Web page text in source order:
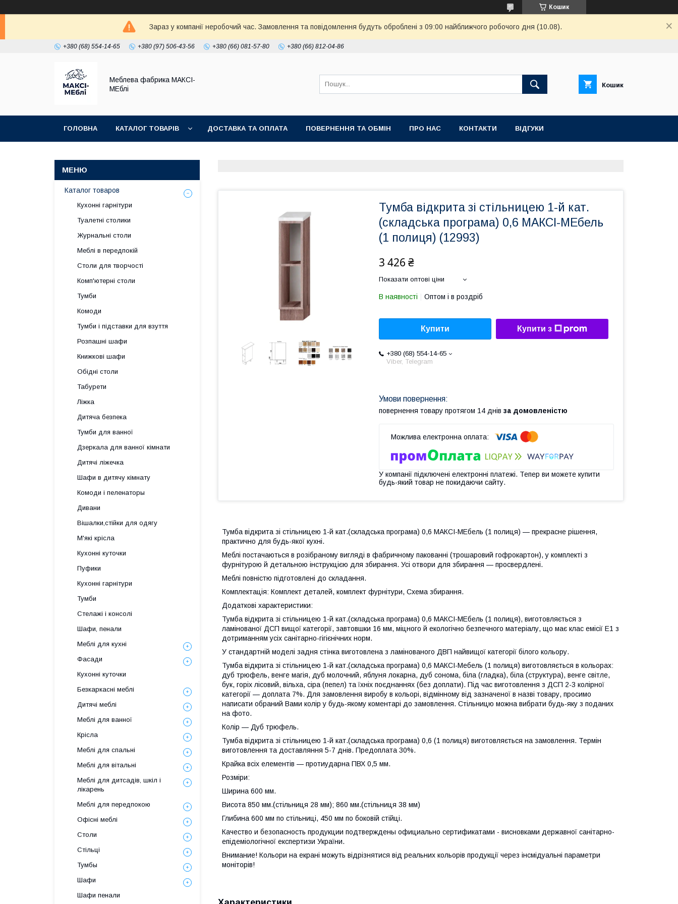
Кошик
Зараз у компанії неробочий час. Замовлення та повідомлення будуть оброблені з 09:00 найближчого робочого дня (10.08).
+380 (68) 554-14-65 +380 (97) 506-43-56 +380 (66) 081-57-80 +380 (66) 812-04-86
Меблева фабрика МАКСІ-
МЕблі
Кошик
ГОЛОВНА КАТАЛОГ ТОВАРІВ ДОСТАВКА ТА ОПЛАТА ПОВЕРНЕННЯ ТА ОБМІН ПРО НАС КОНТАКТИ ВІДГУКИ
Тумба відкрита зі стільницею 1-й кат.
(складська програма) 0,6 МАКСІ-МЕбель
(1 полиця) (12993)
3 426 ₴
Показати оптові ціни
В наявності Оптом і в роздріб
Купити Купити з
+380 (68) 554-14-65
Viber, Telegram
повернення товару протягом 14 днів за домовленістю
У компанії підключені електронні платежі. Тепер ви можете купити
будь-який товар не покидаючи сайту.
Тумба відкрита зі стільницею 1-й кат.(складська програма) 0,6 МАКСІ-МЕбель (1 полиця) — прекрасне рішення,
практично для будь-якої кухні.
Меблі постачаються в розібраному вигляді в фабричному пакованні (трошаровий гофрокартон), у комплекті з
фурнітурою й детальною інструкцією для збирання. Усі отвори для збирання — просвердлені.
Меблі повністю підготовлені до складання.
Комплектація: Комплект деталей, комплект фурнітури, Схема збирання.
Додаткові характеристики:
Тумба відкрита зі стільницею 1-й кат.(складська програма) 0,6 МАКСІ-МЕбель (1 полиця), виготовляється з
ламінованої ДСП вищої категорії, завтовшки 16 мм, міцного й екологічно безпечного матеріалу, що має клас емісії Е1 з
дотриманням усіх санітарно-гігієнічних норм.
У стандартній моделі задня стінка виготовлена з ламінованого ДВП найвищої категорії білого кольору.
Тумба відкрита зі стільницею 1-й кат.(складська програма) 0,6 МАКСІ-Мебель (1 полиця) виготовляється в кольорах:
дуб трюфель, венге магія, дуб молочний, яблуня локарна, дуб сонома, біла (гладка), біла (структура), венге світле,
бук, горіх лісовий, вільха, сіра (пепел) та їхніх поєднаннях (без доплати). Під час виготовлення з ДСП 2-3 колірної
категорії — доплата 7%. Для замовлення виробу в кольорі, відмінному від зазначеної в назві товару, просимо
написати обраний Вами колір у будь-якому коментарі до замовлення. Стільницю можна вибрати будь-яку з поданих
на фото.
Колір — Дуб трюфель.
Тумба відкрита зі стільницею 1-й кат.(складська програма) 0,6 (1 полиця) виготовляється на замовлення. Термін
виготовлення та доставляння 5-7 днів. Предоплата 30%.
Крайка всіх елементів — протиударна ПВХ 0,5 мм.
Розміри:
Ширина 600 мм.
Висота 850 мм.(стільниця 28 мм); 860 мм.(стільниця 38 мм)
Глибина 600 мм по стільниці, 450 мм по боковій стійці.
Качество и безопасность продукции подтверждены официально сертификатами - висновками державної санітарно-
епідеміологічної експертизи України.
Внимание! Кольори на екрані можуть відрізнятися від реальних кольорів продукції через інсмідуальні параметри
моніторів!
Каталог товаров
Кухонні гарнітури
Туалетні столики
Журнальні столи
Меблі в передпокій
Столи для творчості
Комп'ютерні столи
Тумби
Комоди
Тумби і підставки для взуття
Розпашні шафи
Книжкові шафи
Обідні столи
Табурети
Ліжка
Дитяча безпека
Тумби для ванної
Дзеркала для ванної кімнати
Дитячі ліжечка
Шафи в дитячу кімнату
Комоди і пеленаторы
Дивани
Вішалки,стійки для одягу
М'які крісла
Кухонні куточки
Пуфики
Кухонні гарнітури
Тумби
Стелажі і консолі
Шафи, пенали
Меблі для кухні
Фасади
Кухонні куточки
Безкаркасні меблі
Дитячі меблі
Меблі для ванної
Крісла
Меблі для спальні
Меблі для вітальні
Меблі для дитсадів, шкіл і
лікарень
Меблі для передпокою
Офісні меблі
Столи
Стільці
Тумбы
Шафи
Шафи пенали